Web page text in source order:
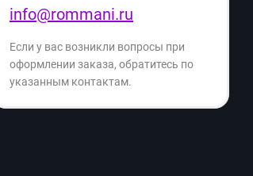
₽ 10 499₽
В корзину
info@rommani.ru
Если у вас возникли вопросы при
оформлении заказа, обратитесь по
указанным контактам.